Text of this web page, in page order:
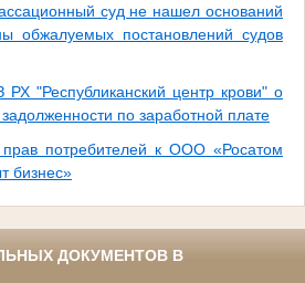
суд не нашел оснований
обжалуемых постановлений судов
РХ "Республиканский центр крови" о
по заработной плате
потребителей к ООО «Росатом
бизнес»
ДОКУМЕНТОВ В